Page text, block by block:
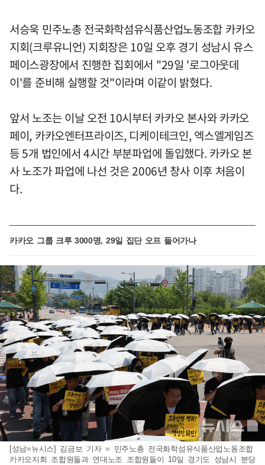
서승욱 민주노총 전국화학섬유식품산업노동조합 카카오
지회(크루유니언) 지회장은 10일 오후 경기 성남시 유스
페이스광장에서 진행한 집회에서 "29일 '로그아웃데
이'를 준비해 실행할 것"이라며 이같이 밝혔다.
앞서 노조는 이날 오전 10시부터 카카오 본사와 카카오
페이, 카카오엔터프라이즈, 디케이테크인, 엑스엘게임즈
등 5개 법인에서 4시간 부분파업에 돌입했다. 카카오 본
사 노조가 파업에 나선 것은 2006년 창사 이후 처음이
다.
카카오 그룹 크루 3000명, 29일 집단 오프 들어가나
[성남=뉴시스] 김금보 기자 = 민주노총 전국화학섬유식품산업노동조합
카카오지회 조합원들과 연대노조 조합원들이 10일 경기도 성남시 분당